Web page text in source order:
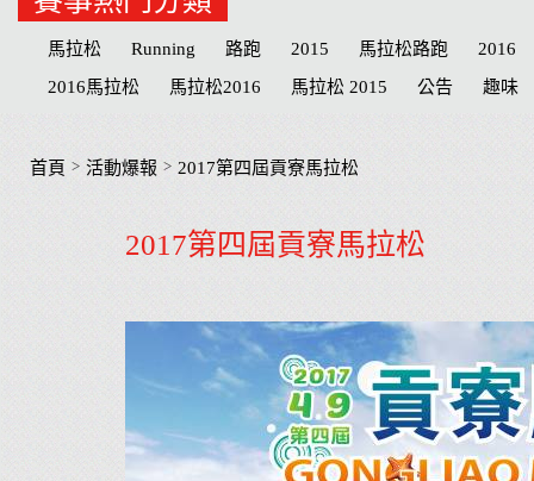
馬拉松 Running 路跑 2015 馬拉松路跑
2016
2016馬拉松
馬拉松2016 馬拉松 2015 公告
趣味
物資
臺北 路線 公益路跑 接力賽
Cosplay 哆啦a夢 健達 Doraemon
首頁 > 活動爆報 > 2017第四屆貢寮馬拉松
2017第四屆貢寮馬拉松